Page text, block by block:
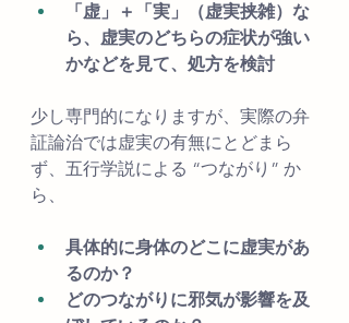
「虚」＋「実」（虚実挟雑）な
ら、虚実のどちらの症状が強い
かなどを見て、処方を検討
少し専門的になりますが、実際の弁
証論治では虚実の有無にとどまら
ず、五行学説による “つながり” か
ら、
具体的に身体のどこに虚実があ
るのか？
どのつながりに邪気が影響を及